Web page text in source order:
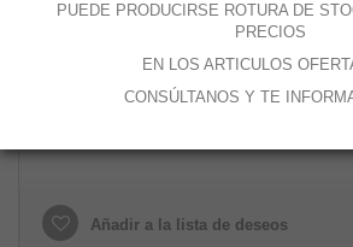
Añadir a la lista de deseos
PUEDE PRODUCIRSE ROTURA DE
PRECIOS
EN LOS ARTICULOS
CONSÚLTANOS Y TE